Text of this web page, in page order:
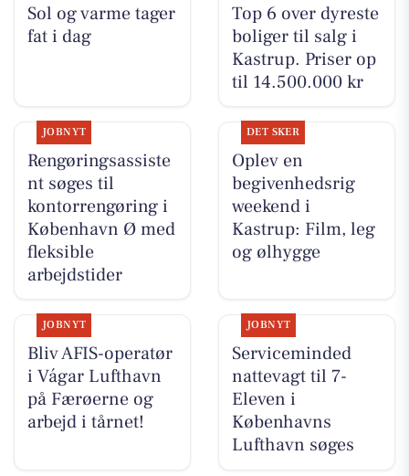
Sol og varme tager
fat i dag
Top 6 over dyreste
boliger til salg i
Kastrup. Priser op
til 14.500.000 kr
JOBNYT
Rengøringsassiste
nt søges til
kontorrengøring i
København Ø med
fleksible
arbejdstider
DET SKER
Oplev en
begivenhedsrig
weekend i
Kastrup: Film, leg
og ølhygge
JOBNYT
Bliv AFIS-operatør
i Vágar Lufthavn
på Færøerne og
arbejd i tårnet!
JOBNYT
Serviceminded
nattevagt til 7-
Eleven i
Københavns
Lufthavn søges